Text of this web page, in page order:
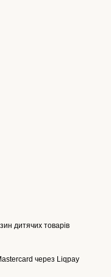
дитячих товарів